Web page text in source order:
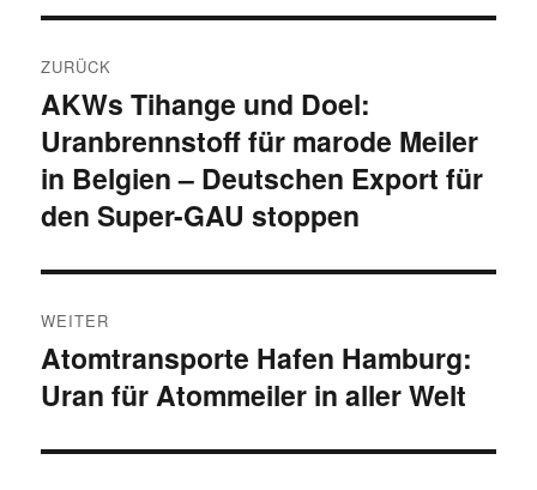
ZURÜCK
Vorheriger
Beitrag:
AKWs Tihange und Doel:
Uranbrennstoff für marode Meiler
in Belgien – Deutschen Export für
den Super-GAU stoppen
WEITER
Nächster
Beitrag:
Atomtransporte Hafen Hamburg:
Uran für Atommeiler in aller Welt